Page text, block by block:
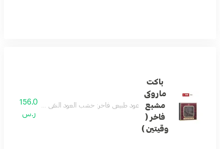
باكت
ماروكى
مشبع
فاخر (
وقيتين )
عود طبيعي فاخر: خشب العود النقي معبأ برائحة غنية ومميزة، مثالي
156.0
ر.س